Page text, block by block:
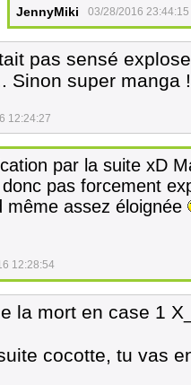
JennyMiki 03/28/2016 23:44:15
pas sensé
Sinon super manga !
12:24:27
par la suite xD
pas forcement
même assez éloignée
12:28:54
la mort en case 1
cocotte, tu vas